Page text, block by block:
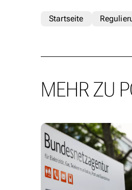
Startseite
MEHR ZU